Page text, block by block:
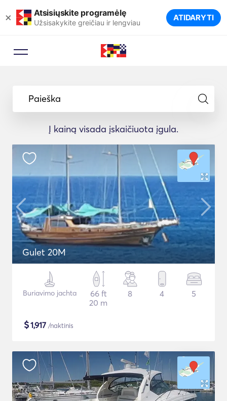
× Atsisiųskite programėlę
Užsisakykite greičiau ir lengviau ATIDARYTI
Paieška
Į kainą visada įskaičiuota įgula.
Gulet 20M
Buriavimo jachta
66 ft
20 m
8 4 5
$1,917 /naktinis